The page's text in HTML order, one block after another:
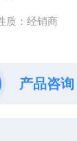
质：经销商
产品咨询